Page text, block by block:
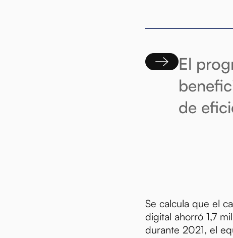
El
de
Se calcula que el
digital ahorró 1,7
durante 2021, el